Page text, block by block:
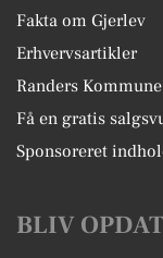
Fakta om Gjerlev
Erhvervsartikler
Randers Kommune
Få en gratis
Sponsoreret
BLIV